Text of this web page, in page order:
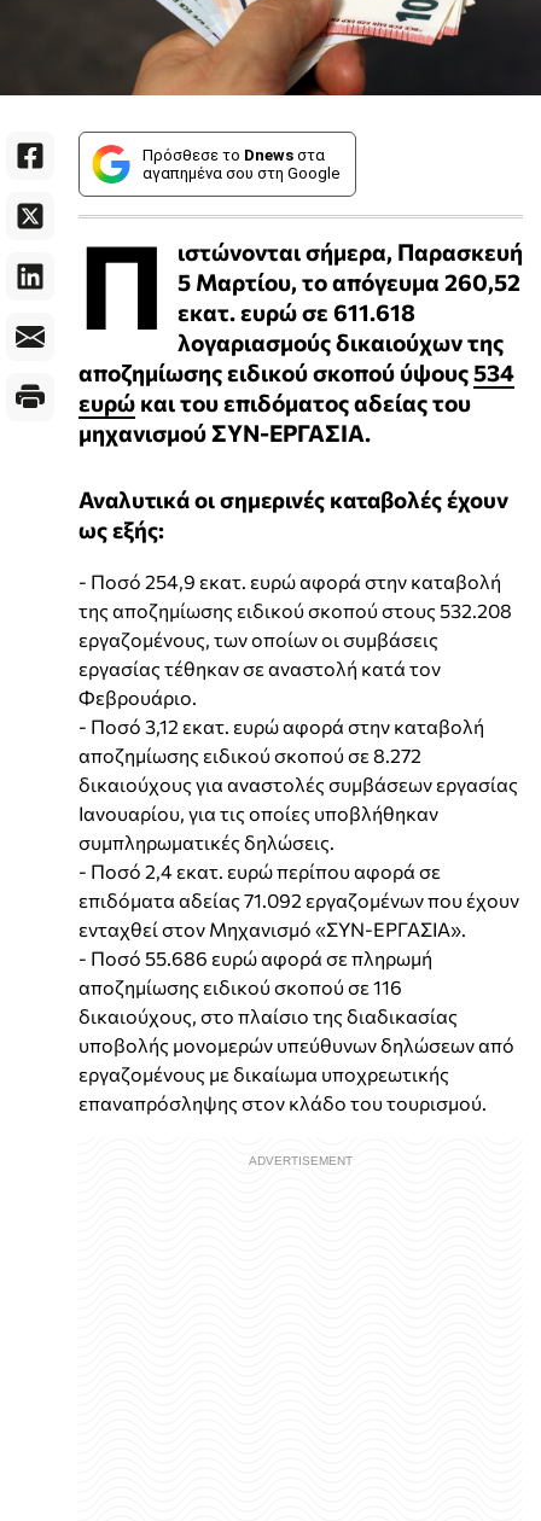
Πρόσθεσε το Dnews στα
αγαπημένα σου στη Google
Π
ιστώνονται σήμερα, Παρασκευή
5 Μαρτίου, το απόγευμα 260,52
εκατ. ευρώ σε 611.618
λογαριασμούς δικαιούχων της
αποζημίωσης ειδικού σκοπού ύψους534
ευρώ και του επιδόματος αδείας του
μηχανισμού ΣΥΝ-ΕΡΓΑΣΙΑ.
Αναλυτικά οι σημερινές καταβολές έχουν
ως εξής:
- Ποσό 254,9 εκατ. ευρώ αφορά στην καταβολή
της αποζημίωσης ειδικού σκοπού στους 532.208
εργαζομένους, των οποίων οι συμβάσεις
εργασίας τέθηκαν σε αναστολή κατά τον
Φεβρουάριο.
- Ποσό 3,12 εκατ. ευρώ αφορά στην καταβολή
αποζημίωσης ειδικού σκοπού σε 8.272
δικαιούχους για αναστολές συμβάσεων εργασίας
Ιανουαρίου, για τις οποίες υποβλήθηκαν
συμπληρωματικές δηλώσεις.
- Ποσό 2,4 εκατ. ευρώ περίπου αφορά σε
επιδόματα αδείας 71.092 εργαζομένων που έχουν
ενταχθεί στον Μηχανισμό «ΣΥΝ-ΕΡΓΑΣΙΑ».
- Ποσό 55.686 ευρώ αφορά σε πληρωμή
αποζημίωσης ειδικού σκοπού σε 116
δικαιούχους, στο πλαίσιο της διαδικασίας
υποβολής μονομερών υπεύθυνων δηλώσεων από
εργαζομένους με δικαίωμα υποχρεωτικής
επαναπρόσληψης στον κλάδο του τουρισμού.